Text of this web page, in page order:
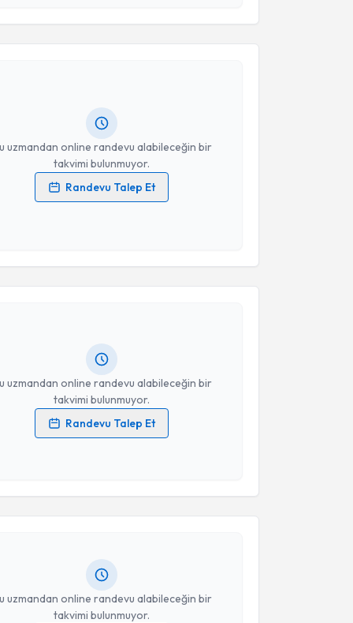
uzmandan online randevu alabileceğin bir
takvimi bulunmuyor.
Randevu Talep Et
Talebi
Teker
verilerimin işlenmesine ilişkinAydınlatma Metni
Takvim Talebini Gönder
uzmandan online randevu alabileceğin bir
takvimi bulunmuyor.
Randevu Talep Et
Talebi
verilerimin işlenmesine ilişkinAydınlatma Metni
Takvim Talebini Gönder
uzmandan online randevu alabileceğin bir
takvimi bulunmuyor.
Çolakiçin randevu takvimi talebi oluşturun.
randevu almanız için bir takvim